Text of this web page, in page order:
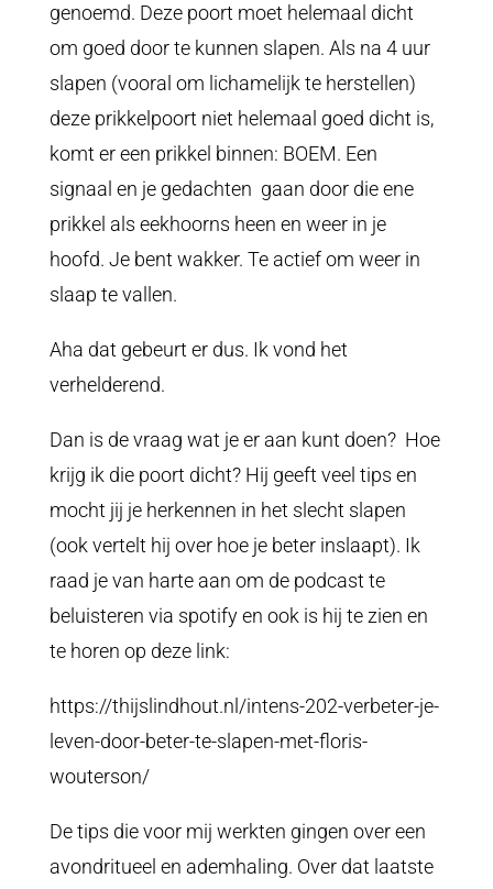
genoemd. Deze poort moet helemaal dicht
om goed door te kunnen slapen. Als na 4 uur
slapen (vooral om lichamelijk te herstellen)
deze prikkelpoort niet helemaal goed dicht is,
komt er een prikkel binnen: BOEM. Een
signaal en je gedachten gaan door die ene
prikkel als eekhoorns heen en weer in je
hoofd. Je bent wakker. Te actief om weer in
slaap te vallen.
Aha dat gebeurt er dus. Ik vond het
verhelderend.
Dan is de vraag wat je er aan kunt doen? Hoe
krijg ik die poort dicht? Hij geeft veel tips en
mocht jij je herkennen in het slecht slapen
(ook vertelt hij over hoe je beter inslaapt). Ik
raad je van harte aan om de podcast te
beluisteren via spotify en ook is hij te zien en
te horen op deze link:
https://thijslindhout.nl/intens-202-verbeter-je-
leven-door-beter-te-slapen-met-floris-
wouterson/
De tips die voor mij werkten gingen over een
avondritueel en ademhaling. Over dat laatste